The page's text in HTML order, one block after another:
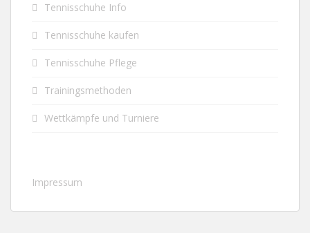
Tennisschuhe Info
Tennisschuhe kaufen
Tennisschuhe Pflege
Trainingsmethoden
Wettkämpfe und Turniere
Impressum